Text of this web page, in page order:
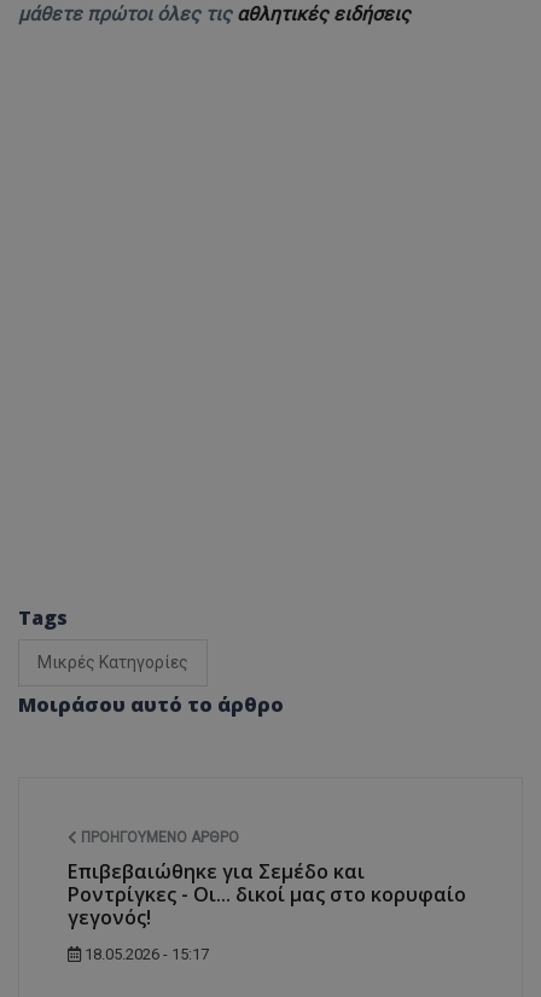
μάθετε πρώτοι όλες τις αθλητικές ειδήσεις
Tags
Μικρές Κατηγορίες
Μοιράσου αυτό το άρθρο
ΠΡΟΗΓΟΎΜΕΝΟ ΆΡΘΡΟ
Επιβεβαιώθηκε για Σεμέδο και
Ροντρίγκες - Οι... δικοί μας στο κορυφαίο
γεγονός!
18.05.2026 - 15:17